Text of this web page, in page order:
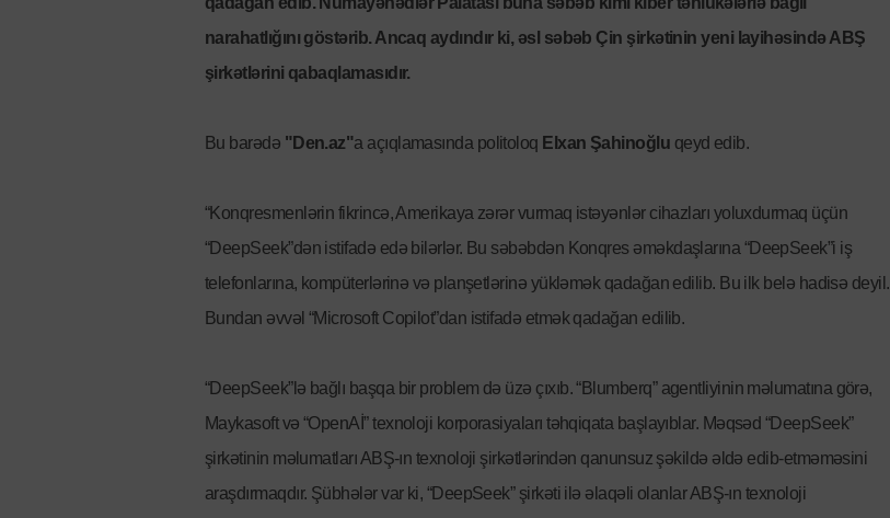
narahatlığını göstərib. Ancaq aydındır ki, əsl səbəb Çin şirkətinin yeni layihəsində ABŞ
şirkətlərini qabaqlamasıdır.
Bu barədə "Den.az"a açıqlamasında politoloq Elxan Şahinoğlu qeyd edib.
“Konqresmenlərin fikrincə, Amerikaya zərər vurmaq istəyənlər cihazları yoluxdurmaq üçün
“DeepSeek”dən istifadə edə bilərlər. Bu səbəbdən Konqres əməkdaşlarına “DeepSeek”i iş
telefonlarına, kompüterlərinə və planşetlərinə yükləmək qadağan edilib. Bu ilk belə hadisə deyil.
Bundan əvvəl “Microsoft Copilot”dan istifadə etmək qadağan edilib.
“DeepSeek”lə bağlı başqa bir problem də üzə çıxıb. “Blumberq” agentliyinin məlumatına görə,
Maykasoft və “OpenAİ” texnoloji korporasiyaları təhqiqata başlayıblar. Məqsəd “DeepSeek”
şirkətinin məlumatları ABŞ-ın texnoloji şirkətlərindən qanunsuz şəkildə əldə edib-etməməsini
araşdırmaqdır. Şübhələr var ki, “DeepSeek” şirkəti ilə əlaqəli olanlar ABŞ-ın texnoloji